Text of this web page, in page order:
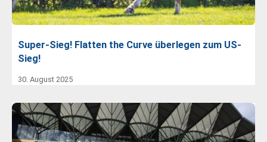
Super-Sieg! Flatten the Curve überlegen zum US-
Sieg!
30. August 2025